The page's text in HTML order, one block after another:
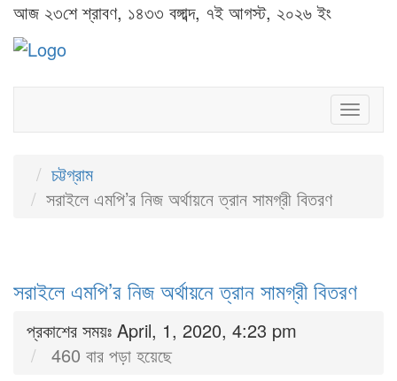
আজ ২৩শে শ্রাবণ, ১৪৩৩ বঙ্গাব্দ, ৭ই আগস্ট, ২০২৬ ইং
চট্টগ্রাম
সরাইলে এমপি’র নিজ অর্থায়নে ত্রান সামগ্রী বিতরণ
সরাইলে এমপি’র নিজ অর্থায়নে ত্রান সামগ্রী বিতরণ
প্রকাশের সময়ঃ April, 1, 2020, 4:23 pm
460 বার পড়া হয়েছে